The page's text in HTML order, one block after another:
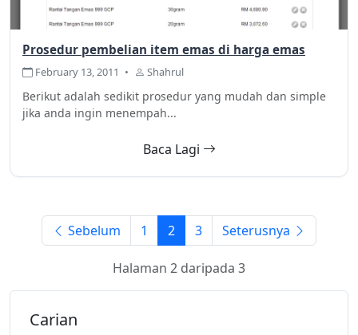
Prosedur pembelian item emas di harga emas
February 13, 2011 • Shahrul
Berikut adalah sedikit prosedur yang mudah dan simple
jika anda ingin menempah...
Baca Lagi
Sebelum 1 2 3 Seterusnya
Halaman 2 daripada 3
Carian